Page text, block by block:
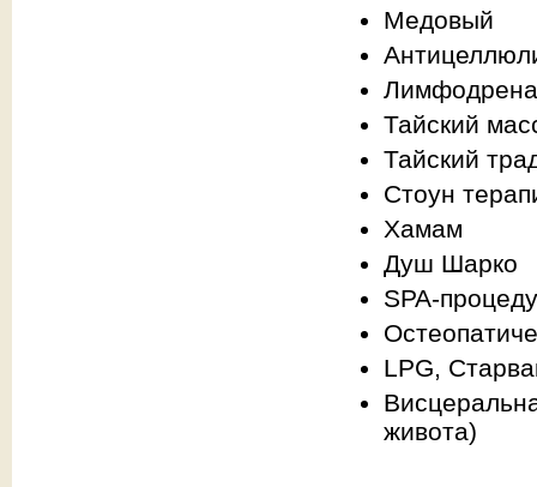
Медовый
Тайский
Тайский
Стоун
Хамам
Душ Шарко
SPA-
LPG,
живота)